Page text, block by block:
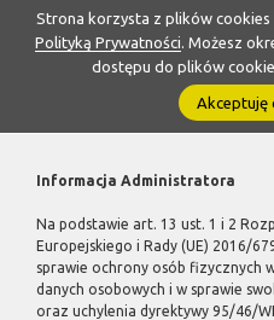
Strona korzysta z plików cookies
Polityką Prywatności. Możesz
dostępu do plików
Akceptuję
Informacja Administratora
Na podstawie art. 13 ust. 1 i 2
Europejskiego i Rady (UE) 2016/
sprawie ochrony osób fizycznych
danych osobowych i w sprawie
oraz uchylenia dyrektywy 95/46/